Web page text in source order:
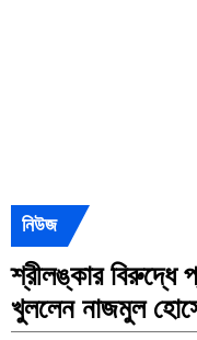
নিউজ
শ্রীলঙ্কার বিরুদ্ধে
খুললেন নাজমুল